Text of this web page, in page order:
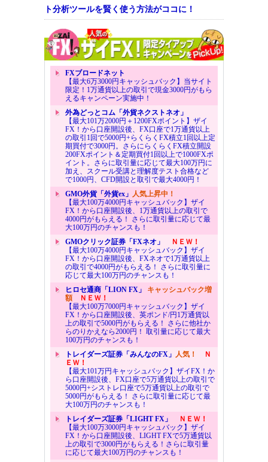
ト分析ツールを賢く使う方法がココに！
FXブロードネット
【最大6万3000円キャッシュバック】当サイト
限定！1万通貨以上の取引で現金3000円がもら
えるキャンペーン実施中！
外為どっとコム「外貨ネクストネオ」
【最大101万2000円＋1200FXポイント】ザイ
FX！から口座開設後、FX口座で1万通貨以上
の取引1回で5000円+らくらくFX積立1回以上定
期買付で3000円。さらにらくらくFX積立開設
200FXポイント＆定期買付1回以上で1000FXポ
イント。さらに取引量に応じて最大100万円に
加え、スクール受講と理解度テスト合格など
で1000円、CFD開設と取引で最大4000円！
GMO外貨「外貨ex」 人気上昇中！
【最大100万4000円キャッシュバック】ザイ
FX！から口座開設後、1万通貨以上の取引で
4000円がもらえる！ さらに取引量に応じて最
大100万円のチャンスも！
GMOクリック証券「FXネオ」
ＮＥＷ！
【最大100万4000円キャッシュバック】ザイ
FX！から口座開設後、FXネオで1万通貨以上
の取引で4000円がもらえる！ さらに取引量に
応じて最大100万円のチャンスも！
ヒロセ通商「LION FX」 キャッシュバック増
額ＮＥＷ！
【最大100万7000円キャッシュバック】ザイ
FX！から口座開設後、英ポンド/円1万通貨以
上の取引で5000円がもらえる！ さらに他社か
らのりかえなら2000円！ 取引量に応じて最大
100万円のチャンスも！
トレイダーズ証券「みんなのFX」 人気！
Ｎ
ＥＷ！
【最大101万円キャッシュバック】ザイFX！か
ら口座開設後、FX口座で5万通貨以上の取引で
5000円+シストレ口座で5万通貨以上の取引で
5000円がもらえる！ さらに取引量に応じて最
大100万円のチャンスも！
トレイダーズ証券「LIGHT FX」
ＮＥＷ！
【最大100万3000円キャッシュバック】ザイ
FX！から口座開設後、LIGHT FXで5万通貨以
上の取引で3000円がもらえる！さらに取引量
に応じて最大100万円のチャンスも！